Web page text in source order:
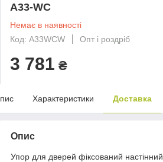
A33-WC
Немає в наявності
Код: A33WCW
Опт і роздріб
3 781 ₴
Характеристики Доставка
Опис
Упор для дверей фіксований настінний.